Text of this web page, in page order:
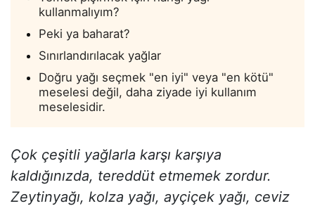
kullanmalıyım?
Peki ya baharat?
Sınırlandırılacak yağlar
Doğru yağı seçmek "en iyi" veya "en kötü"
meselesi değil, daha ziyade iyi kullanım
meselesidir.
Çok çeşitli yağlarla karşı karşıya
kaldığınızda, tereddüt etmemek zordur.
Zeytinyağı, kolza yağı, ayçiçek yağı, ceviz